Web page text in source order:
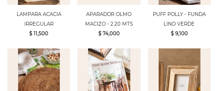
LAMPARA ACACIA
IRREGULAR
$ 11,500
APARADOR OLMO
MACIZO - 2.20 MTS
$ 74,000
PUFF POLLY - FUNDA
LINO VERDE
$ 9,100